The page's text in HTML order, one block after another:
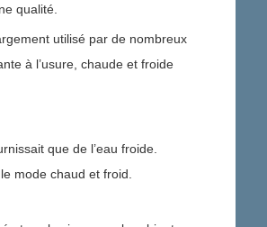
qualité.
utilisé par de nombreux
à l’usure, chaude et froide
que de l’eau froide.
mode chaud et froid.